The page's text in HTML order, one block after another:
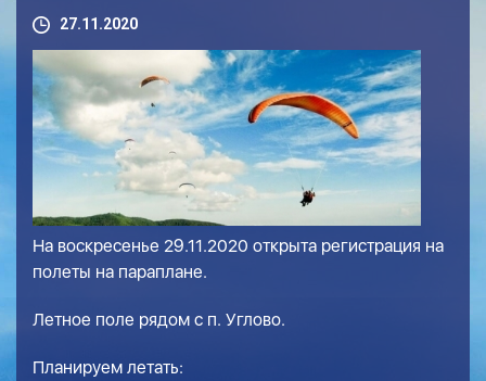
27.11.2020
На воскресенье 29.11.2020 открыта регистрация на
полеты на параплане.
Летное поле рядом с п. Углово.
Планируем летать: